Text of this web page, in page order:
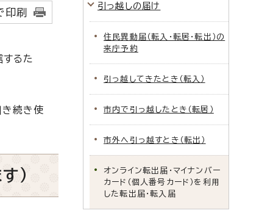
印刷
るた
き続き使
）
引っ越しの届け
住民異動届（転入・転居・転出）の
来庁予約
引っ越してきたとき（転入）
市内で引っ越したとき（転居）
市外へ引っ越すとき（転出）
オンライン転出届・マイナンバー
カード（個人番号カード）を利用
した転出届・転入届